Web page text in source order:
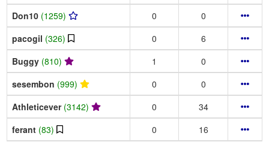
Don10 (1259) 0
0
pacogil (326) 0
6
Buggy (810) 1
0
sesembon (999) 0
0
Athleticever (3142) 0
34
ferant (83) 0 16